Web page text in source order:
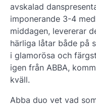
avskalad
imponerande 3-4
middagen, levererar
härliga låtar både på
i glamorösa och
igen från ABBA,
kväll.
Abba duo vet vad